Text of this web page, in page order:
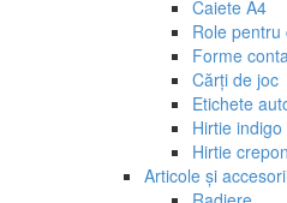
Caiete A4
Role
Forme
Cărți de joc
Etichete
Hirtie indigo
Hirtie
Articole și